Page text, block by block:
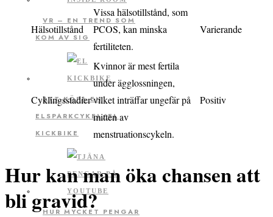
VR – EN TREND SOM
KOM AV SIG
ATT KÖPA EN
ELSPARKCYKEL/EL
KICKBIKE
HUR MYCKET PENGAR
Hälsotillstånd
Vissa hälsotillstånd, som
PCOS, kan minska
fertiliteten.
Varierande
Cyklingsstadier
Kvinnor är mest fertila
under ägglossningen,
vilket inträffar ungefär på
mitten av
menstruationscykeln.
Positiv
Hur kan man öka chansen att
bli gravid?